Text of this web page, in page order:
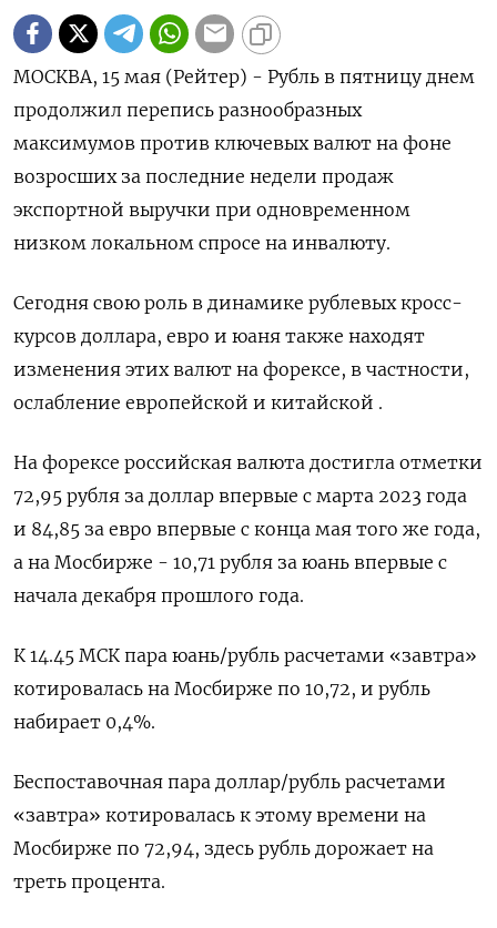
МОСКВА, 15 мая (Рейтер) - Рубль в пятницу днем
продолжил перепись разнообразных
максимумов против ключевых валют на фоне
возросших за последние недели продаж
экспортной выручки при одновременном
низком локальном спросе на инвалюту.
Сегодня свою роль в динамике рублевых кросс-
курсов ‌доллара, евро и юаня также находят
изменения этих валют на форексе, в частности,
ослабление европейской и китайской .
На форексе российская валюта достигла отметки
72,95 рубля за доллар впервые с марта 2023 года
и 84,85 за евро впервые ​с конца мая того же года,
​а на Мосбирже - 10,71 рубля ​за юань ⁠впервые с
начала декабря прошлого года.
К 14.45 МСК пара юань/рубль расчетами «завтра»
котировалась на ‌Мосбирже по 10,72, и рубль
набирает 0,4%.
Беспоставочная ‌пара доллар/рубль расчетами
«завтра» котировалась к этому времени на
Мосбирже по 72,94, здесь рубль дорожает на
треть процента.